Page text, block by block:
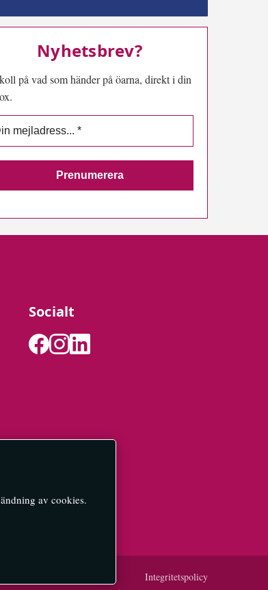
Nyhetsbrev?
på vad som händer på öarna, direkt i din
Socialt
Integritetspolicy
av cookies.